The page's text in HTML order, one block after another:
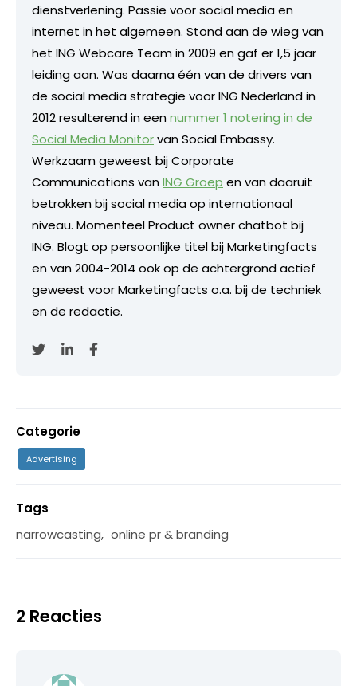
dienstverlening. Passie voor social media en
internet in het algemeen. Stond aan de wieg van
het ING Webcare Team in 2009 en gaf er 1,5 jaar
leiding aan. Was daarna één van de drivers van
de social media strategie voor ING Nederland in
2012 resulterend in eennummer 1 notering in de
Social Media Monitorvan Social Embassy.
Werkzaam geweest bij Corporate
Communications vanING Groep en van daaruit
betrokken bij social media op internationaal
niveau. Momenteel Product owner chatbot bij
ING. Blogt op persoonlijke titel bij Marketingfacts
en van 2004-2014 ook op de achtergrond actief
geweest voor Marketingfacts o.a. bij de techniek
en de redactie.
Categorie
Advertising
Tags
narrowcasting, online pr & branding
2 Reacties